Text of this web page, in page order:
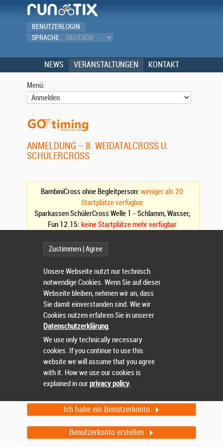
BENUTZERLOGIN
SPRACHE
NEWS VERANSTALTUNGEN KONTAKT
Menü:
ANMELDUNG – 8. WEIDATALCROSS U.
SCHÜLERCROSS
BambiniCross ohne Begleitperson: weniger als 20
Startplätze verfügbar
Sparkassen SchülerCross Welle 1 - Schlamm, Wasser,
Fun 12.15: keine Startplätze mehr verfügbar
Fun 12:45:keine Startplätze mehr verfügbar
Sparkassen Junior Race (12–15 Jahre, mit
Zeitmessung, ohne Begleitung):weniger als 10
Startplätze verfügbar
8km+ WeidatalCross CLASSIC - Einzel- u.
Teamwertung ab 4 Starter pro Team:weniger als 30
Startplätze verfügbar
17km+ WeidatalCross EXTREM - Einzel- u.
Teamwertung ab 4 Starter pro Team:
Startplätze verfügbar
Weitere Startplätze sind eventuell noch verfügbar.
Ich habe ein Benutzerkonto
Benutzerkonto erstellen
Zustimmen | Agree
Unsere Webseite nutzt nur technisch
notwendige Cookies. Wenn Sie auf dieser
Webseite bleiben, nehmen wir an, dass
Sie damit einverstanden sind. Wie wir
Cookies nutzen erfahren Sie in unserer
Datenschutzerklärung.
We use only technically necessary
cookies. If you continue to use this
website we will assume that you agree
with it. How we use our cookies is
explained in ourprivacy policy.